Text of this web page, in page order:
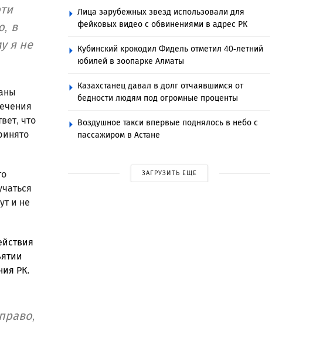
в
я не
что
и не
РК.
Лица зарубежных звезд использовали для
фейковых видео с обвинениями в адрес РК
Кубинский крокодил Фидель отметил 40-летний
юбилей в зоопарке Алматы
Казахстанец давал в долг отчаявшимся от
бедности людям под огромные проценты
Воздушное такси впервые поднялось в небо с
пассажиром в Астане
ЗАГРУЗИТЬ ЕЩЕ